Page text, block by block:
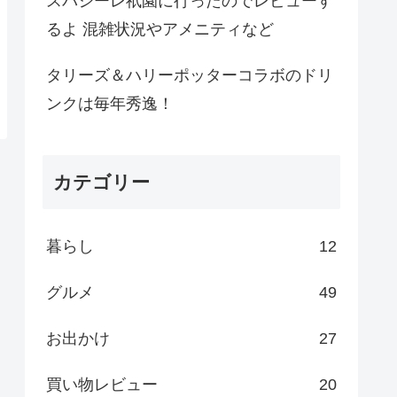
るよ 混雑状況やアメニティなど
タリーズ＆ハリーポッターコラボのドリ
ンクは毎年秀逸！
カテゴリー
暮らし 12
グルメ 49
お出かけ 27
買い物レビュー 20